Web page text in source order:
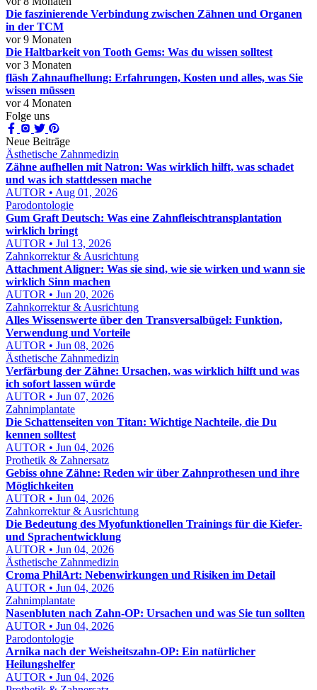
Die faszinierende Verbindung zwischen Zähnen und Organen
in der TCM
vor 9 Monaten
Die Haltbarkeit von Tooth Gems: Was du wissen solltest
vor 3 Monaten
fläsh Zahnaufhellung: Erfahrungen, Kosten und alles, was Sie
wissen müssen
vor 4 Monaten
Folge uns
Neue Beiträge
Ästhetische Zahnmedizin
Zähne aufhellen mit Natron: Was wirklich hilft, was schadet
und was ich stattdessen mache
AUTOR • Aug 01, 2026
Parodontologie
Gum Graft Deutsch: Was eine Zahnfleischtransplantation
wirklich bringt
AUTOR • Jul 13, 2026
Zahnkorrektur & Ausrichtung
Attachment Aligner: Was sie sind, wie sie wirken und wann sie
wirklich Sinn machen
AUTOR • Jun 20, 2026
Zahnkorrektur & Ausrichtung
Alles Wissenswerte über den Transversalbügel: Funktion,
Verwendung und Vorteile
AUTOR • Jun 08, 2026
Ästhetische Zahnmedizin
Verfärbung der Zähne: Ursachen, was wirklich hilft und was
ich sofort lassen würde
AUTOR • Jun 07, 2026
Zahnimplantate
Die Schattenseiten von Titan: Wichtige Nachteile, die Du
kennen solltest
AUTOR • Jun 04, 2026
Prothetik & Zahnersatz
Gebiss ohne Zähne: Reden wir über Zahnprothesen und ihre
Möglichkeiten
AUTOR • Jun 04, 2026
Zahnkorrektur & Ausrichtung
Die Bedeutung des Myofunktionellen Trainings für die Kiefer-
und Sprachentwicklung
AUTOR • Jun 04, 2026
Ästhetische Zahnmedizin
Croma PhilArt: Nebenwirkungen und Risiken im Detail
AUTOR • Jun 04, 2026
Zahnimplantate
Nasenbluten nach Zahn-OP: Ursachen und was Sie tun sollten
AUTOR • Jun 04, 2026
Parodontologie
Arnika nach der Weisheitszahn-OP: Ein natürlicher
Heilungshelfer
AUTOR • Jun 04, 2026